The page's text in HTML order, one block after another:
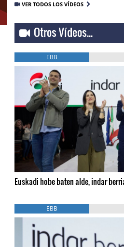
VER TODOS LOS VÍDEOS
Otros Vídeos...
EBB
Euskadi hobe baten alde, indar
EBB